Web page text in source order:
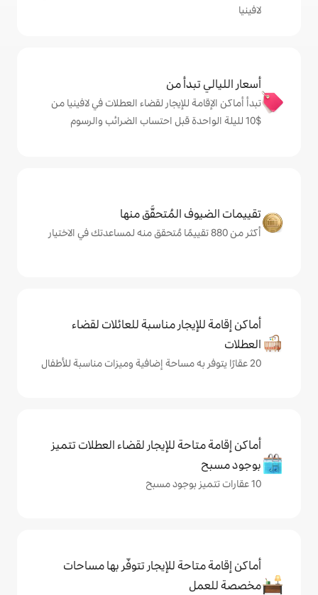
للإيجار لقضاء العطلات في لافينيا من
المُتحقَّق منها
مناسبة للعائلات لقضاء
للإيجار لقضاء العطلات تتميز
للإيجار تتوفّر بها مساحات